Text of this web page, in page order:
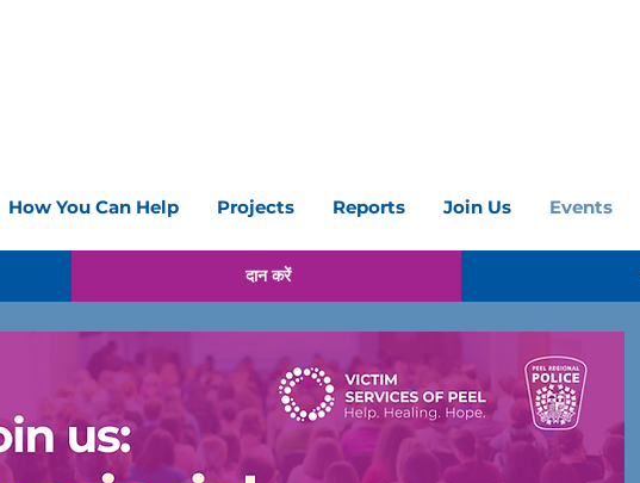
How You Can Help Projects Reports Join Us Events
दान करें